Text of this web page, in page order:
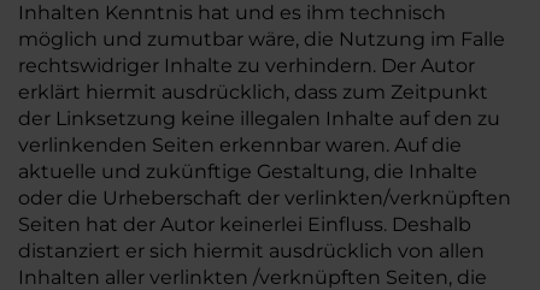
Inhalten Kenntnis hat und es ihm technisch
möglich und zumutbar wäre, die Nutzung im Falle
rechtswidriger Inhalte zu verhindern. Der Autor
erklärt hiermit ausdrücklich, dass zum Zeitpunkt
der Linksetzung keine illegalen Inhalte auf den zu
verlinkenden Seiten erkennbar waren. Auf die
aktuelle und zukünftige Gestaltung, die Inhalte
oder die Urheberschaft der verlinkten/verknüpften
Seiten hat der Autor keinerlei Einfluss. Deshalb
distanziert er sich hiermit ausdrücklich von allen
Inhalten aller verlinkten /verknüpften Seiten, die